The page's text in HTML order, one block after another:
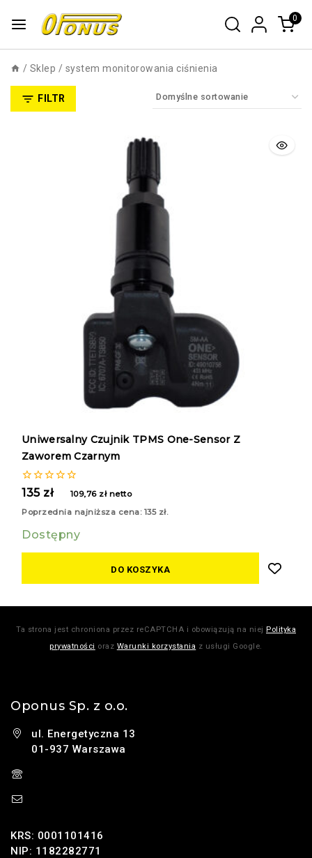
0
/ Sklep / system monitorowania ciśnienia
FILTR
Uniwersalny Czujnik TPMS One-Sensor Z
Zaworem Czarnym
0
5
135 zł 109,76 złnetto
Poprzednia najniższa cena: 135 zł.
Dostępny
DO KOSZYKA
Ta strona jest chroniona przez reCAPTCHA i obowiązują na niej Polityka
prywatności oraz Warunki korzystania z usługi Google.
Oponus Sp. z o.o.
ul. Energetyczna 13
01-937 Warszawa
KRS: 0001101416
NIP: 1182282771